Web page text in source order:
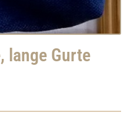
lange Gurte